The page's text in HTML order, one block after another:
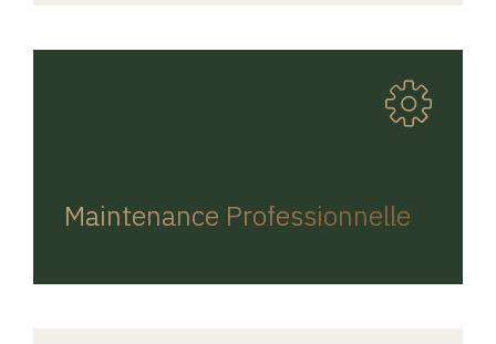
Maintenance Professionnelle